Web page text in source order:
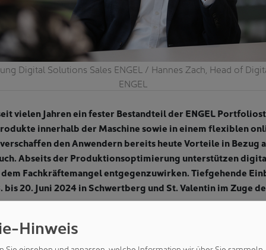
Digital Solutions Sales ENGEL / Hannes Zach, Head of
ENGEL
vielen Jahren ein fester Bestandteil der ENGEL
innerhalb der Maschine sowie in einem flexiblen
den Anwendern bereits heute Vorteile in Bezug
Abseits der Produktionsoptimierung unterstützen
dem Fachkräftemangel entgegenzuwirken. Tiefgehende
bis 20. Juni 2024 in Schwertberg und St. Valentin im Zuge
für die Entwicklung und Anwendung von digitalen
Zach, der Vertriebsleiter für Digital Solutions bei
Hinweis